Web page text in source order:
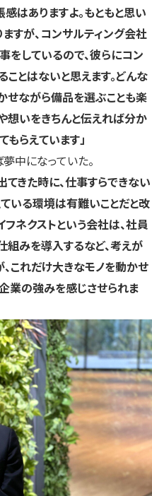
はありますよ。もともと思い
すが、コンサルティング会社
しているので、彼らにコン
ことはないと思えます。どんな
せながら備品を選ぶことも楽
想いをきちんと伝えれば分か
らえています」
中になっていた。
きた時に、仕事すらできない
いる環境は有難いことだと改
フネクストという会社は、社員
みを導入するなど、考えが
これだけ大きなモノを動かせ
業の強みを感じさせられま